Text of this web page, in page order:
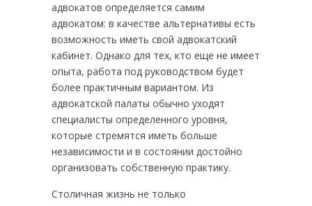
адвокатов определяется самим
адвокатом: в качестве альтернативы есть
возможность иметь свой адвокатский
кабинет. Однако для тех, кто еще не имеет
опыта, работа под руководством будет
более практичным вариантом. Из
адвокатской палаты обычно уходят
специалисты определенного уровня,
которые стремятся иметь больше
независимости и в состоянии достойно
организовать собственную практику.
Столичная жизнь не только